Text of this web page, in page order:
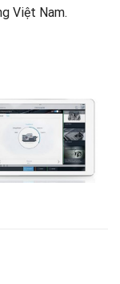
Việt Nam.